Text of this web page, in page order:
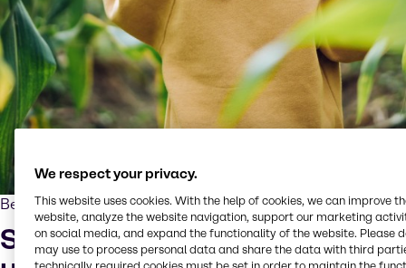
Bekämpfung der Klimakrise
Sofortige Maßnahmen sind
We respect your privacy.
This website uses cookies. With the help of cookies, we can improve
website, analyze the website navigation, support our marketing
on social media, and expand the functionality of the website. Please
may use to process personal data and share the data with third